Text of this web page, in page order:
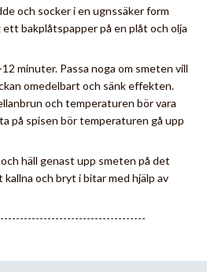
och socker i en ugnssäker form
ett bakplåtspapper på en plåt och olja
minuter. Passa noga om smeten vill
omedelbart och sänk effekten.
och temperaturen bör vara
på spisen bör temperaturen gå upp
häll genast upp smeten på det
kallna och bryt i bitar med hjälp av